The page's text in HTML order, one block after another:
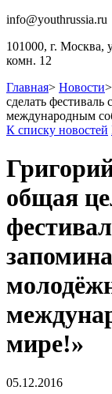
info@youthrussia.ru
101000, г. Москва,
комн. 12
Главная> Новости>
сделать
международным
К списку новостей
общая
мире!»
05.12.2016